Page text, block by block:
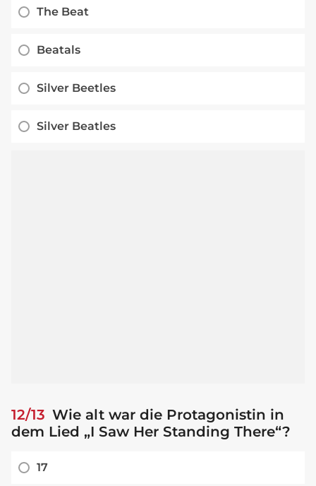
The Beat
Beatals
Silver Beetles
Silver Beatles
12/13 Wie alt war die Protagonistin in
dem Lied „I Saw Her Standing There“?
17